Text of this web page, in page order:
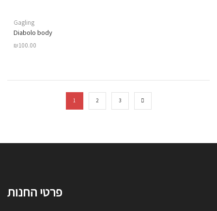
Gagling
Diabolo body
₪100.00
1 2 3
פרטי החנות